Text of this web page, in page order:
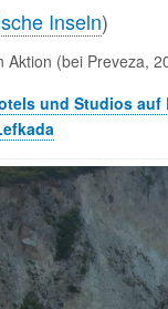
Inseln)
Aktion (bei Preveza,
und Studios auf